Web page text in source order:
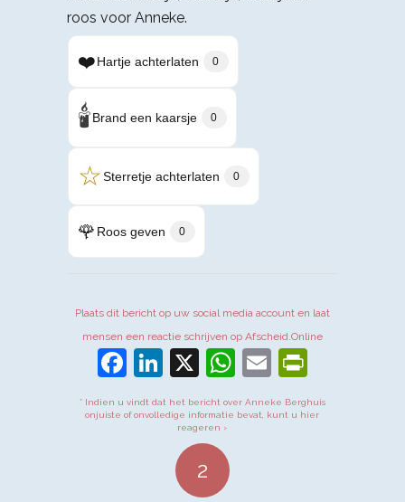
roos voor Anneke.
❤️Hartje achterlaten 0
🕯️Brand een kaarsje 0
☆Sterretje achterlaten 0
🌹 Roos geven 0
Plaats dit bericht op uw social media account en laat
mensen een reactie schrijven op Afscheid.Online
Facebook
LinkedIn
X WhatsApp
Email
* Indien u vindt dat het bericht over Anneke Berghuis
onjuiste of onvolledige informatie bevat, kunt u hier
reageren ›
2